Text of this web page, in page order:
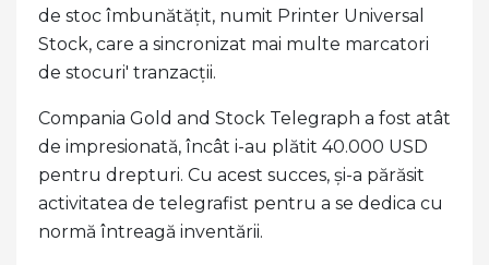
de stoc îmbunătățit, numit Printer Universal
Stock, care a sincronizat mai multe marcatori
de stocuri' tranzacții.
Compania Gold and Stock Telegraph a fost atât
de impresionată, încât i-au plătit 40.000 USD
pentru drepturi. Cu acest succes, și-a părăsit
activitatea de telegrafist pentru a se dedica cu
normă întreagă inventării.